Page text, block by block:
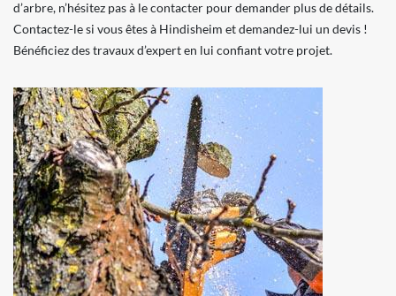
d’arbre, n’hésitez pas à le contacter pour demander plus de détails.
Contactez-le si vous êtes à Hindisheim et demandez-lui un devis !
Bénéficiez des travaux d’expert en lui confiant votre projet.